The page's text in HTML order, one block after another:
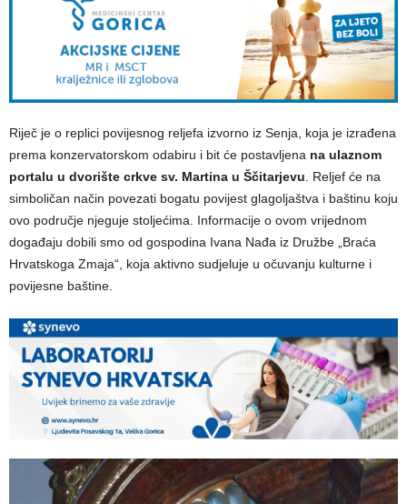
Riječ je o replici povijesnog reljefa izvorno iz Senja, koja je izrađena
prema konzervatorskom odabiru i bit će postavljena na ulaznom
portalu u dvorište crkve sv. Martina u Ščitarjevu . Reljef će na
simboličan način povezati bogatu povijest glagoljaštva i baštinu koju
ovo područje njeguje stoljećima. Informacije o ovom vrijednom
događaju dobili smo od gospodina Ivana Nađa iz Družbe „Braća
Hrvatskoga Zmaja“, koja aktivno sudjeluje u očuvanju kulturne i
povijesne baštine.